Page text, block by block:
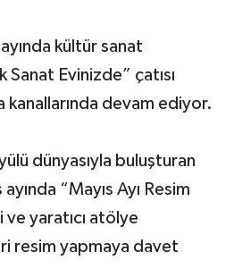
kültür sanat
Evinizde” çatısı
kanallarında devam ediyor.
dünyasıyla buluşturan
“Mayıs Ayı Resim
ve yaratıcı atölye
resim yapmaya davet